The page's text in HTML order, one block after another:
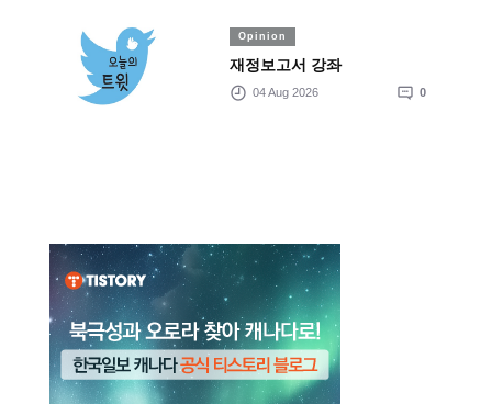
Opinion
재정보고서 강좌
04 Aug 2026 0